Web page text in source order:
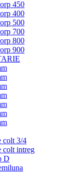
450
400
500
700
800
900
colt 3/4
colt intreg
D